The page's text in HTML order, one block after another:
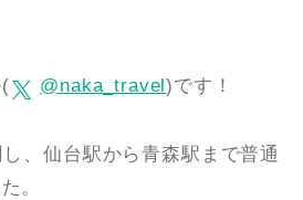
@naka_travel)です！
し、仙台駅から青森駅まで普通
。